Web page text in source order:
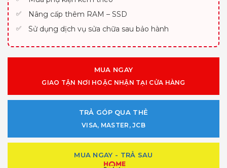
Nâng cấp thêm RAM – SSD
Sử dụng dịch vụ sửa chữa sau bảo hành
MUA NGAY
GIAO TẬN NƠI HOẶC NHẬN TẠI CỬA HÀNG
TRẢ GÓP QUA THẺ
VISA, MASTER, JCB
MUA NGAY - TRẢ SAU